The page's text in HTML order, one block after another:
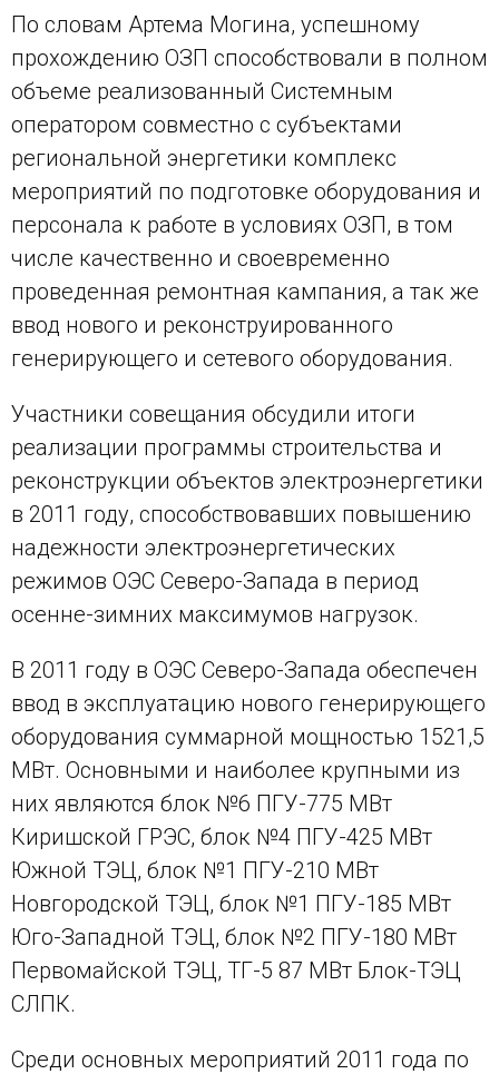
По словам Артема Могина, успешному
прохождению ОЗП способствовали в полном
объеме реализованный Системным
оператором совместно c субъектами
региональной энергетики комплекс
мероприятий по подготовке оборудования и
персонала к работе в условиях ОЗП, в том
числе качественно и своевременно
проведенная ремонтная кампания, а так же
ввод нового и реконструированного
генерирующего и сетевого оборудования.
Участники совещания обсудили итоги
реализации программы строительства и
реконструкции объектов электроэнергетики
в 2011 году, способствовавших повышению
надежности электроэнергетических
режимов ОЭС Северо-Запада в период
осенне-зимних максимумов нагрузок.
В 2011 году в ОЭС Северо-Запада обеспечен
ввод в эксплуатацию нового генерирующего
оборудования суммарной мощностью 1521,5
МВт. Основными и наиболее крупными из
них являются блок №6 ПГУ-775 МВт
Киришской ГРЭС, блок №4 ПГУ-425 МВт
Южной ТЭЦ, блок №1 ПГУ-210 МВт
Новгородской ТЭЦ, блок №1 ПГУ-185 МВт
Юго-Западной ТЭЦ, блок №2 ПГУ-180 МВт
Первомайской ТЭЦ, ТГ-5 87 МВт Блок-ТЭЦ
СЛПК.
Среди основных мероприятий 2011 года по